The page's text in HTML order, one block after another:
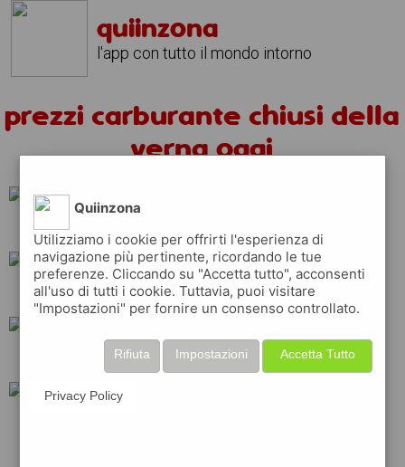
quiinzona
l'app con tutto il mondo intorno
prezzi carburante chiusi della
verna oggi
q8
tamoil repsol
total esso
Quiinzona
Utilizziamo i cookie per offrirti l'esperienza di
navigazione più pertinente, ricordando le tue
preferenze. Cliccando su "Accetta tutto", acconsenti
all'uso di tutti i cookie. Tuttavia, puoi visitare
"Impostazioni" per fornire un consenso controllato.
Accetta Tutto
Impostazioni
Rifiuta
Privacy Policy